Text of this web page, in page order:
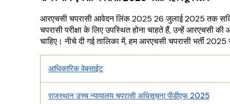
आरएचसी चपरासी आवेदन लिंक 2025 26 जुलाई 2025 तक
चपरासी परीक्षा के लिए उपस्थित होना चाहते हैं, उन्हें आरएचसी
चाहिए। नीचे दी गई तालिका में, हम आरएचसी चपरासी भर्ती
आधिकारिक वेबसाईट
राजस्थान उच्च न्यायालय चपरासी अधिसूचना पीडीएफ 2025